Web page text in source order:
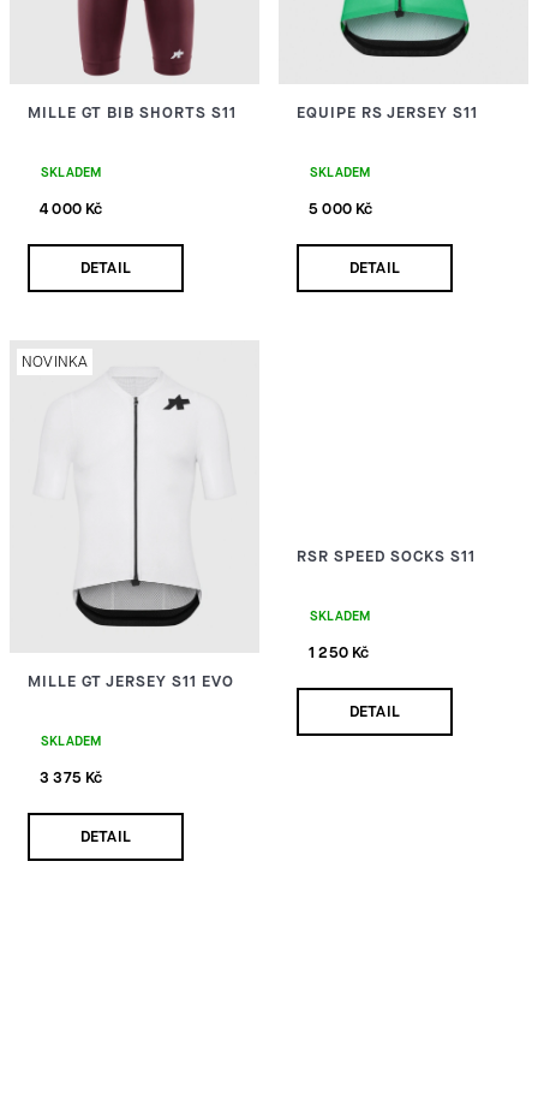
MILLE GT BIB SHORTS S11
SKLADEM
4 000 Kč
DETAIL
EQUIPE RS JERSEY S11
SKLADEM
5 000 Kč
DETAIL
NOVINKA
MILLE GT JERSEY S11 EVO
SKLADEM
3 375 Kč
DETAIL
RSR SPEED SOCKS S11
SKLADEM
1 250 Kč
DETAIL
P
U
U
E